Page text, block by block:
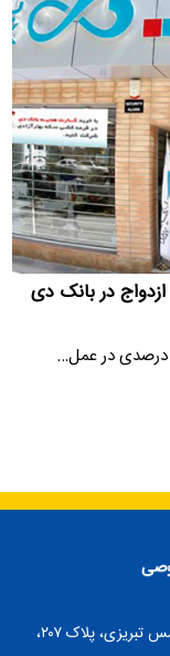
تهران، ضلع شمالی بلوار میرداماد، بین نفت و شمس تبریزی، پلاک ۲۰۷،